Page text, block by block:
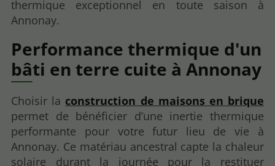
thermique exceptionnel en toute saison à
Annonay.
Performance thermique d'un
bâti en terre cuite à Annonay
Choisir la construction de maisons en brique
permet de bénéficier d’une inertie thermique
performante pour votre futur lieu de vie à
Annonay. Ce matériau ancestral capte la chaleur
solaire durant la journée pour la restituer